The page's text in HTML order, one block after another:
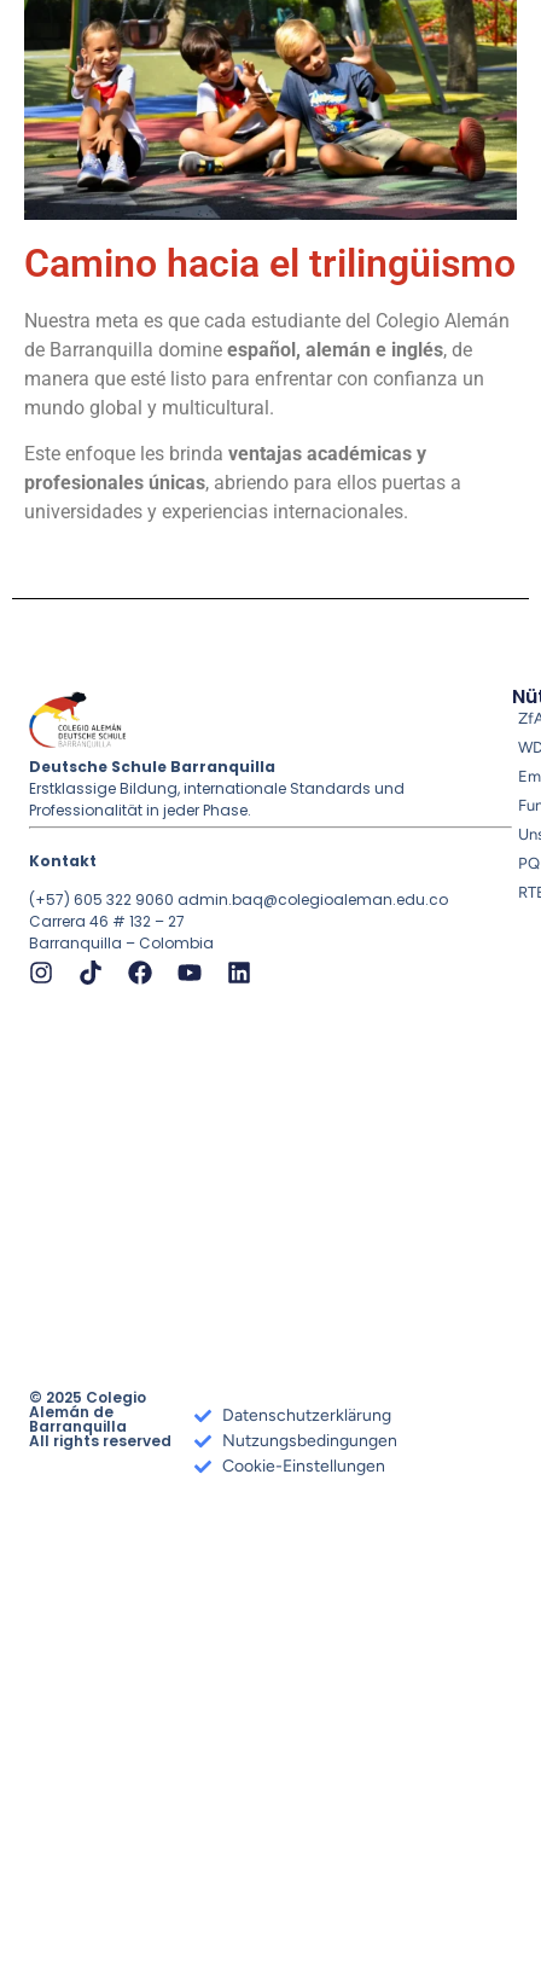
Camino hacia el trilingüismo
Nuestra meta es que cada estudiante del Colegio Alemán
de Barranquilla domine español, alemán e inglés, de
manera que esté listo para enfrentar con confianza un
mundo global y multicultural.
Este enfoque les brinda ventajas académicas y
profesionales únicas, abriendo para ellos puertas a
universidades y experiencias internacionales.
Deutsche Schule Barranquilla
Erstklassige Bildung, internationale Standards und
Professionalität in jeder Phase.
Kontakt
(+57) 605 322 9060 admin.baq@colegioaleman.edu.co
Carrera 46 # 132 – 27
Barranquilla – Colombia
© 2025 Colegio
Alemán de
Barranquilla
All rights reserved
Datenschutzerklärung
Nutzungsbedingungen
Cookie-Einstellungen